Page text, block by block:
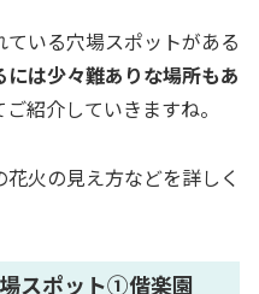
いる穴場スポットがある
は少々難ありな場所もあ
紹介していきますね。
火の見え方などを詳しく
スポット①偕楽園